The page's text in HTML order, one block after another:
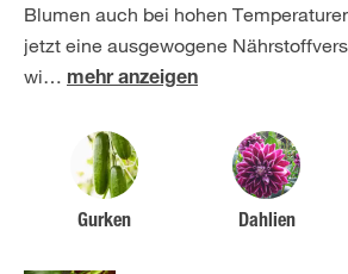
Blumen auch bei hohen
jetzt eine ausgewogene
wi… mehr anzeigen
Gurken Dahlien